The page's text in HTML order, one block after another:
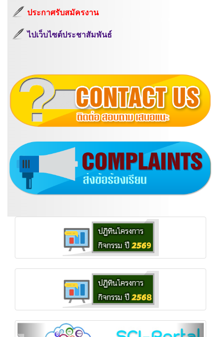
ประกาศรับสมัครงาน
ไปเว็บไซต์ประชาสัมพันธ์